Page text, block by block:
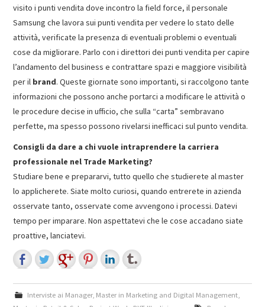
visito i punti vendita dove incontro la field force, il personale
Samsung che lavora sui punti vendita per vedere lo stato delle
attività, verificate la presenza di eventuali problemi o eventuali
cose da migliorare. Parlo con i direttori dei punti vendita per capire
l’andamento del business e contrattare spazi e maggiore visibilità
per il brand. Queste giornate sono importanti, si raccolgono tante
informazioni che possono anche portarci a modificare le attività o
le procedure decise in ufficio, che sulla “carta” sembravano
perfette, ma spesso possono rivelarsi inefficaci sul punto vendita.
Consigli da dare a chi vuole intraprendere la carriera
professionale nel Trade Marketing?
Studiare bene e prepararvi, tutto quello che studierete al master
lo applicherete. Siate molto curiosi, quando entrerete in azienda
osservate tanto, osservate come avvengono i processi. Datevi
tempo per imparare. Non aspettatevi che le cose accadano siate
proattive, lanciatevi.
Interviste ai Manager, Master in Marketing and Digital Management,